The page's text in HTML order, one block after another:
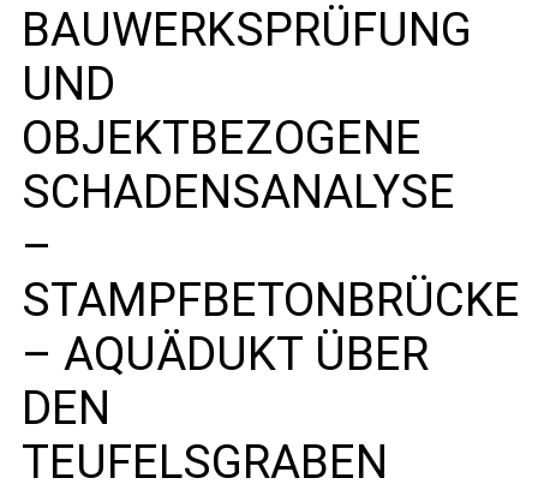
BAUWERKSPRÜFUNG
UND
OBJEKTBEZOGENE
SCHADENSANALYSE
–
STAMPFBETONBRÜCKE
– AQUÄDUKT ÜBER
DEN
TEUFELSGRABEN